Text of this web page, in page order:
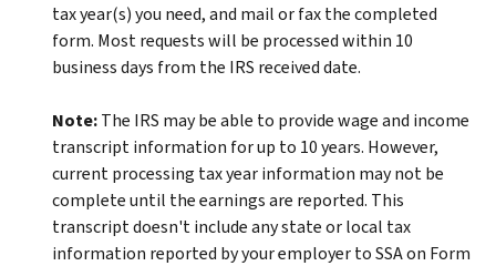
tax year(s) you need, and mail or fax the completed
form. Most requests will be processed within 10
business days from the IRS received date.
Note:The IRS may be able to provide wage and income
transcript information for up to 10 years. However,
current processing tax year information may not be
complete until the earnings are reported. This
transcript doesn't include any state or local tax
information reported by your employer to SSA on Form